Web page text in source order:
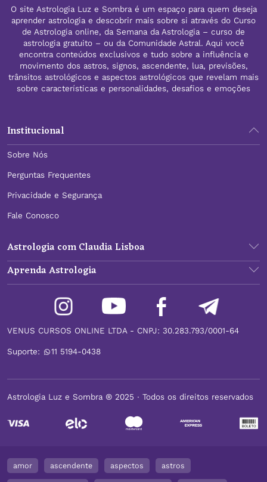
O site Astrologia Luz e Sombra é um espaço para quem deseja
aprender astrologia e descobrir mais sobre si através do Curso
de Astrologia online, da Semana da Astrologia – curso de
astrologia gratuito – ou da Comunidade Astral. Aqui você
encontra conteúdos exclusivos e tudo sobre a influência e
movimento dos astros, signos, ascendente, lua, previsões,
trânsitos astrológicos e aspectos astrológicos que revelam mais
sobre características e personalidades, desafios e emoções
Institucional
Sobre Nós
Perguntas Frequentes
Privacidade e Segurança
Fale Conosco
Astrologia com Claudia Lisboa
Aprenda Astrologia
VENUS CURSOS ONLINE LTDA - CNPJ: 30.283.793/0001-64
Suporte: 11 5194-0438
Astrologia Luz e Sombra ® 2025 ∙ Todos os direitos reservados
amor ascendente aspectos astros